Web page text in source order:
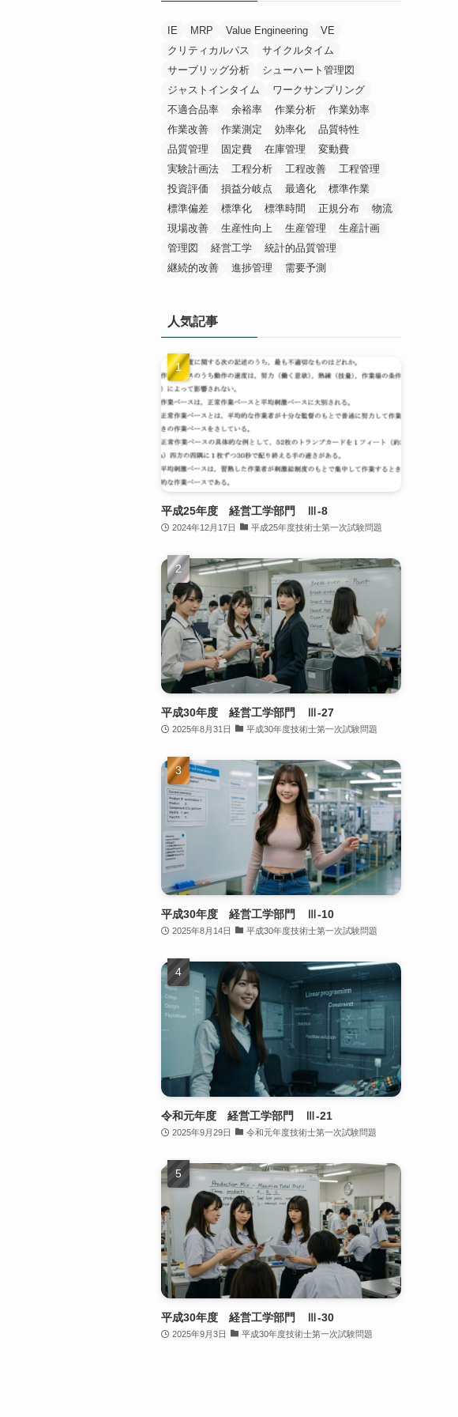
IE MRP Value Engineering
VE
クリティカルパス
サイクルタイム
サーブリッグ分析
シューハート管理図
ジャストインタイム
ワークサンプリング
不適合品率
余裕率 作業分析
作業効率
作業改善
作業測定 効率化
品質特性
品質管理
固定費 在庫管理
変動費
実験計画法
工程分析 工程改善
工程管理
投資評価
損益分岐点 最適化
標準作業
標準偏差
標準化 標準時間 正規分布
物流
現場改善
生産性向上 生産管理
生産計画
管理図
経営工学
統計的品質管理
継続的改善
進捗管理 需要予測
人気記事
平成25年度 経営工学部門 Ⅲ-8
2024年12月17日 平成25年度技術士第一次試験問題
平成30年度 経営工学部門 Ⅲ-27
2025年8月31日 平成30年度技術士第一次試験問題
平成30年度 経営工学部門 Ⅲ-10
2025年8月14日 平成30年度技術士第一次試験問題
令和元年度 経営工学部門 Ⅲ-21
2025年9月29日 令和元年度技術士第一次試験問題
平成30年度 経営工学部門 Ⅲ-30
2025年9月3日 平成30年度技術士第一次試験問題